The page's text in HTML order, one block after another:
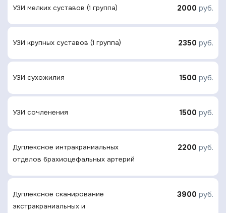
УЗИ мелких суставов (1 группа) 2000 руб.
УЗИ крупных суставов (1 группа) 2350 руб.
УЗИ сухожилия 1500 руб.
УЗИ сочленения 1500 руб.
Дуплексное интракраниальных
отделов брахиоцефальных артерий
2200 руб.
Дуплексное сканирование
экстракраниальных и
3900 руб.